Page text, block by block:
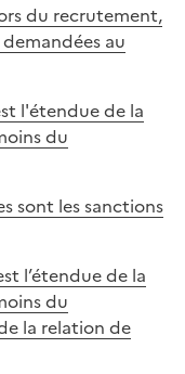
du recrutement,
au
l'étendue de la
du
sont les sanctions
l’étendue de la
du
la relation de